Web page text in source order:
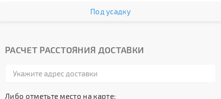
Под усадку
РАСЧЕТ РАССТОЯНИЯ ДОСТАВКИ
Либо отметьте место на карте: